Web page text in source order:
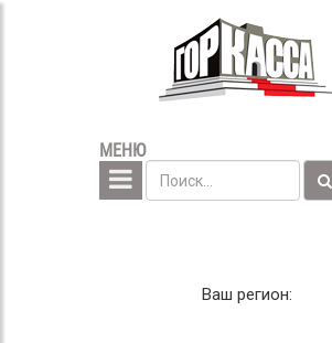
МЕНЮ
Ваш регион: